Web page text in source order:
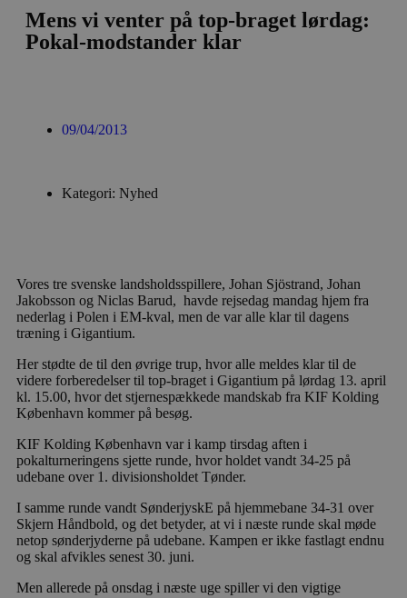
Mens vi venter på top-braget lørdag:
Pokal-modstander klar
09/04/2013
Kategori: Nyhed
Vores tre svenske landsholdsspillere, Johan Sjöstrand, Johan
Jakobsson og Niclas Barud, havde rejsedag mandag hjem fra
nederlag i Polen i EM-kval, men de var alle klar til dagens
træning i Gigantium.
Her stødte de til den øvrige trup, hvor alle meldes klar til de
videre forberedelser til top-braget i Gigantium på lørdag 13. april
kl. 15.00, hvor det stjernespækkede mandskab fra KIF Kolding
København kommer på besøg.
KIF Kolding København var i kamp tirsdag aften i
pokalturneringens sjette runde, hvor holdet vandt 34-25 på
udebane over 1. divisionsholdet Tønder.
I samme runde vandt SønderjyskE på hjemmebane 34-31 over
Skjern Håndbold, og det betyder, at vi i næste runde skal møde
netop sønderjyderne på udebane. Kampen er ikke fastlagt endnu
og skal afvikles senest 30. juni.
Men allerede på onsdag i næste uge spiller vi den vigtige